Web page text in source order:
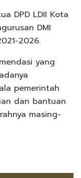
DPD LDII Kota
DMI
2026.
yang
pemerintah
dan bantuan
masing-